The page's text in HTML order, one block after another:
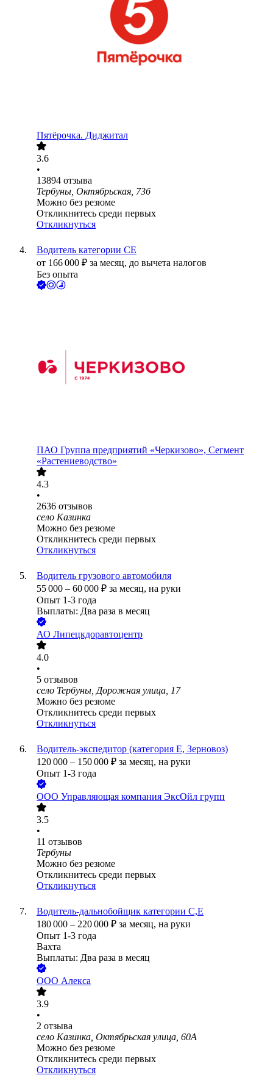
Пятёрочка. Диджитал
3.6
•
13894 отзыва
Тербуны, Октябрьская, 73б
Можно без резюме
Откликнитесь среди первых
Откликнуться
Водитель категории СЕ
от 166 000 ₽ за месяц, до вычета налогов
Без опыта
ПАО Группа предприятий «Черкизово», Сегмент
«Растениеводство»
4.3
•
2636 отзывов
село Казинка
Можно без резюме
Откликнитесь среди первых
Откликнуться
Водитель грузового автомобиля
55 000 – 60 000 ₽ за месяц, на руки
Опыт 1-3 года
Выплаты: Два раза в месяц
АО Липецкдоравтоцентр
4.0
•
5 отзывов
село Тербуны, Дорожная улица, 17
Можно без резюме
Откликнитесь среди первых
Откликнуться
Водитель-экспедитор (категория Е, Зерновоз)
120 000 – 150 000 ₽ за месяц, на руки
Опыт 1-3 года
ООО Управляющая компания ЭксОйл групп
3.5
•
11 отзывов
Тербуны
Можно без резюме
Откликнитесь среди первых
Откликнуться
Водитель-дальнобойщик категории С,Е
180 000 – 220 000 ₽ за месяц, на руки
Опыт 1-3 года
Вахта
Выплаты: Два раза в месяц
ООО Алекса
3.9
•
2 отзыва
село Казинка, Октябрьская улица, 60А
Можно без резюме
Откликнитесь среди первых
Откликнуться